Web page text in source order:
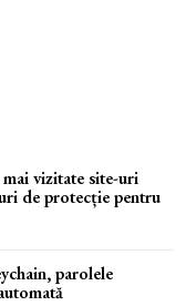
mai vizitate site-uri
de protecție pentru
parolele